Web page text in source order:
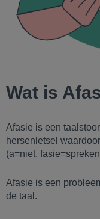
Wat is
Afasie is een
hersenletsel
(a=niet,
Afasie is een
de taal.